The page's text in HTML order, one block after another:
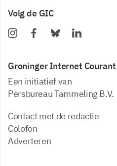
Volg de GIC
Groninger Internet Courant
Een initiatief van
Persbureau Tammeling B.V.
Contact met de redactie
Colofon
Adverteren